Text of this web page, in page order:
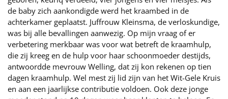
de baby zich aankondigde werd het kraambed in de
achterkamer geplaatst. Juffrouw Kleinsma, de verloskundige,
was bij alle bevallingen aanwezig. Op mijn vraag of er
verbetering merkbaar was voor wat betreft de kraamhulp,
die zij kreeg en de hulp voor haar schoonmoeder destijds,
antwoordde mevrouw Welling, dat zij kon rekenen op tien
dagen kraamhulp. Wel mest zij lid zijn van het Wit-Gele Kruis
en aan een jaarlijkse contributie voldoen. Ook deze jonge